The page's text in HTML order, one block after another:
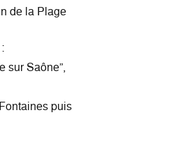
de la Plage
sur Saône”,
puis